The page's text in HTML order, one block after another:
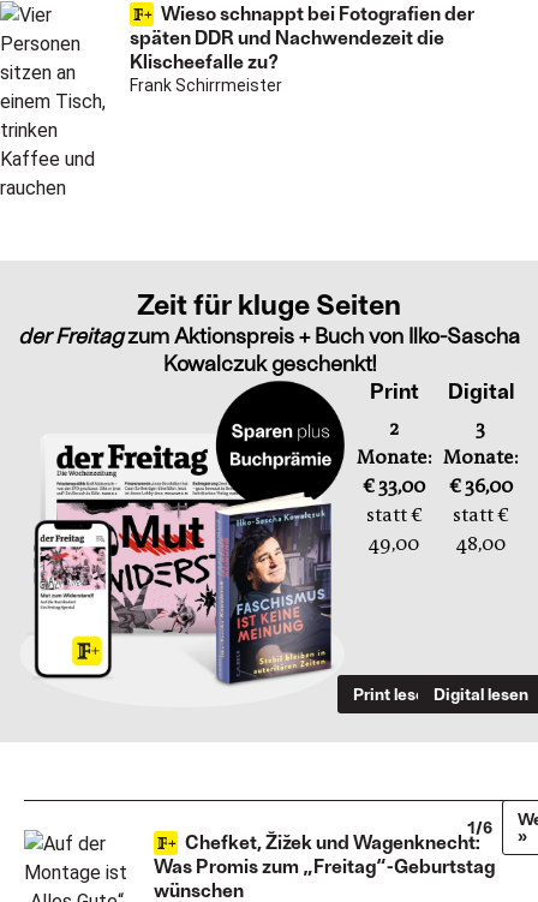
Wieso schnappt bei Fotografien der
späten DDR und Nachwendezeit die
Klischeefalle zu?
Frank Schirrmeister
Zeit für kluge Seiten
der Freitagzum Aktionspreis + Buch von Ilko-Sascha
Kowalczuk geschenkt!
Print
2
Monate:
€ 33,00
statt €
49,00
Print lesen
Digital
3
Monate:
€ 36,00
statt €
48,00
Digital lesen
Chefket, Žižek und Wagenknecht:
Was Promis zum „Freitag“-Geburtstag
wünschen
1/6
»